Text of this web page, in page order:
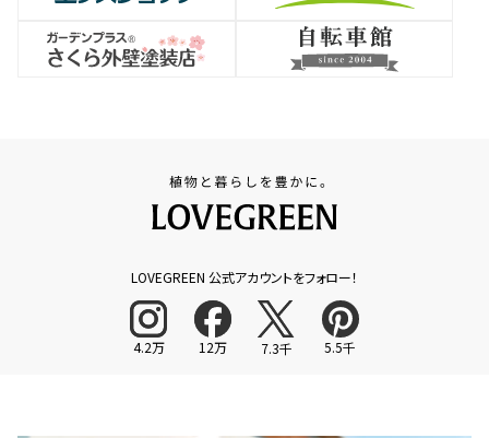
LOVEGREEN 公式アカウントをフォロー！
4.2万 12万 7.3千 5.5千